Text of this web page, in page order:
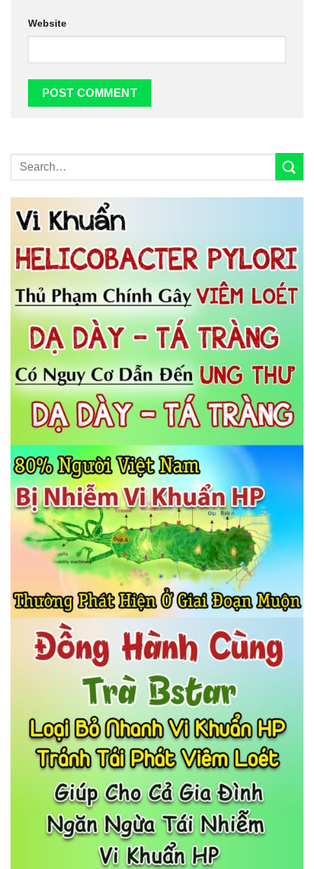
Website